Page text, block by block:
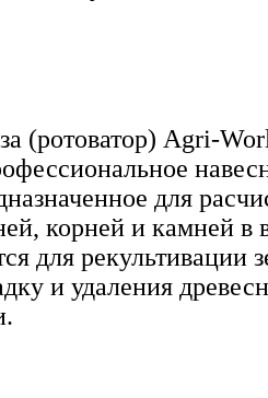
(ротоватор) Agri-
для
корней и камней в
для рекультивации
и удаления